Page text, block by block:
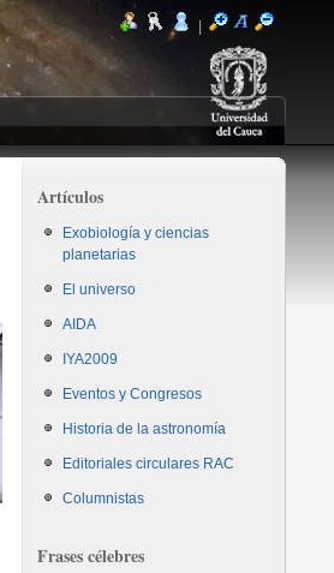
Artículos
Exobiología y ciencias
planetarias
El universo
AIDA
IYA2009
Eventos y Congresos
Historia de la astronomía
Editoriales circulares RAC
Columnistas
Frases célebres